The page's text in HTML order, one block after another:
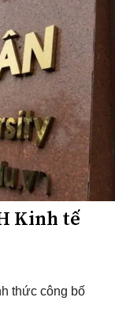
Kinh tế
thức công bố